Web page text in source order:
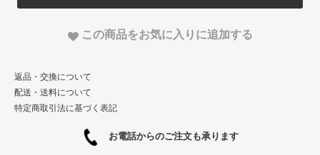
この商品をお気に入りに追加する
返品・交換について
配送・送料について
特定商取引法に基づく表記
お電話からのご注文も承ります